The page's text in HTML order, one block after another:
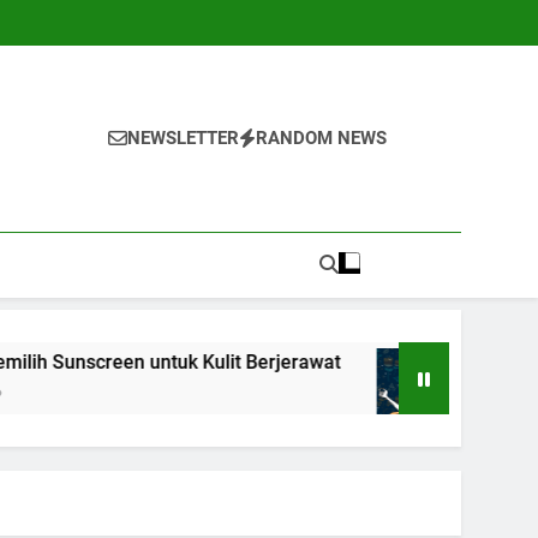
NEWSLETTER RANDOM NEWS
untuk Kulit Berjerawat 7 Teknik Self-Talk
1 Tahun Ago